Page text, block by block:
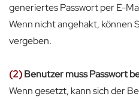
generiertes Passwort per E-
Wenn nicht angehakt, können
vergeben.
(2)Benutzer muss Passwort
Wenn gesetzt, kann sich der